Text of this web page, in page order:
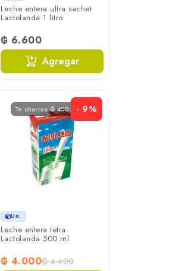
Leche entera ultra sachet
Lactolanda 1 litro
₲ 6.600
Agregar
Te ahorras ₲ 400 - 9%
Un.
Leche entera tetra
Lactolanda 500 ml
₲ 4.000₲ 4.400